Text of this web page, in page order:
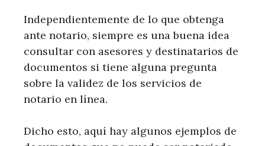
Independientemente de lo que obtenga
ante notario, siempre es una buena idea
consultar con asesores y destinatarios de
documentos si tiene alguna pregunta
sobre la validez de los servicios de
notario en línea.
Dicho esto, aquí hay algunos ejemplos de